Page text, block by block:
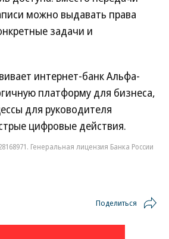
можно выдавать права
задачи и
интернет-банк Альфа-
платформу для бизнеса,
для руководителя
цифровые действия.
Генеральная лицензия Банка России
Поделиться